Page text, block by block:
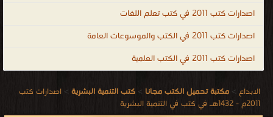
اصدارات كتب 2011 في كتب تعلم اللغات
اصدارات كتب 2011 في الكتب والموسوعات العامة
اصدارات كتب 2011 في الكتب العلمية
الابداع > مكتبة تحميل الكتب مجانا > كتب التنمية البشرية > اصدارات كتب
2011م - 1432هـ في كتب في التنمية البشرية